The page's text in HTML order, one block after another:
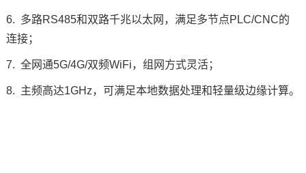
6. 多路RS485和双路千兆以太网，满足多节点PLC/CNC的
连接；
7. 全网通5G/4G/双频WiFi，组网方式灵活；
8. 主频高达1GHz，可满足本地数据处理和轻量级边缘计算。